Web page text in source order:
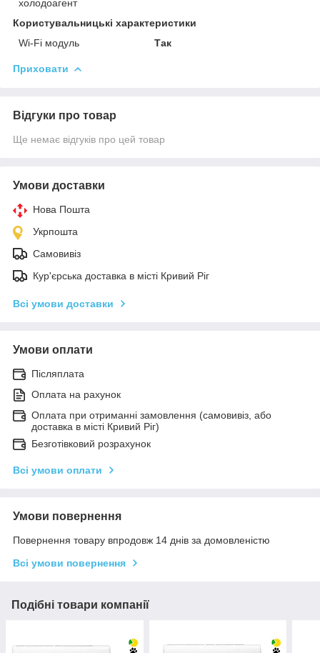
холодоагент
Користувальницькі характеристики
Wi-Fi модуль
Так
Приховати
Відгуки про товар
Ще немає відгуків про цей товар
Умови доставки
Нова Пошта
Укрпошта
Самовивіз
Кур'єрська доставка в місті Кривий Ріг
Всі умови доставки
Умови оплати
Післяплата
Оплата на рахунок
Оплата при отриманні замовлення (самовивіз, або
доставка в місті Кривий Ріг)
Безготівковий розрахунок
Всі умови оплати
Умови повернення
Повернення товару впродовж 14 днів за домовленістю
Всі умови повернення
Подібні товари компанії